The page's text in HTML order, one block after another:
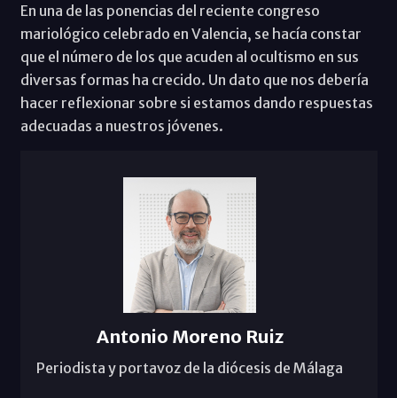
En una de las ponencias del reciente congreso
mariológico celebrado en Valencia, se hacía constar
que el número de los que acuden al ocultismo en sus
diversas formas ha crecido. Un dato que nos debería
hacer reflexionar sobre si estamos dando respuestas
adecuadas a nuestros jóvenes.
Antonio Moreno Ruiz
Periodista y portavoz de la diócesis de Málaga